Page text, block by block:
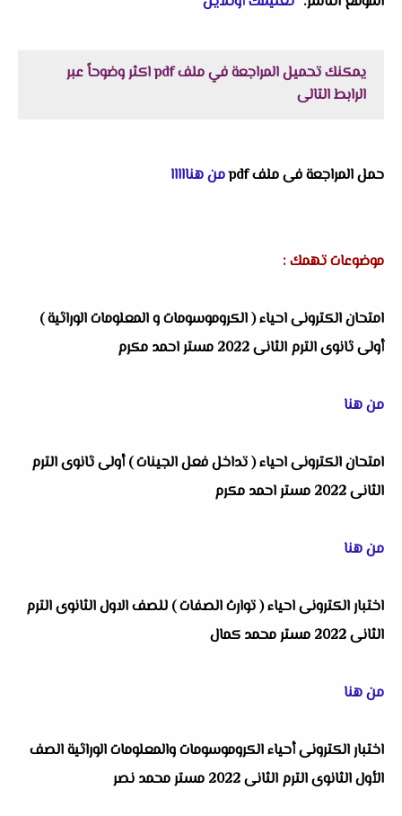
يمكنك تحميل المراجعة في ملف pdf اكثر وضوحاً عبر
الرابط التالى
حمل المراجعة فى ملف pdf من هنااااا
موضوعات تهمك :
امتحان الكترونى احياء ( الكروموسومات و المعلومات الوراثية )
أولى ثانوى الترم الثانى 2022 مستر احمد مكرم
من هنا
امتحان الكترونى احياء ( تداخل فعل الجينات ) أولى ثانوى الترم
الثانى 2022 مستر احمد مكرم
من هنا
اختبار الكترونى احياء ( توارث الصفات ) للصف الاول الثانوى الترم
الثانى 2022 مستر محمد كمال
من هنا
اختبار الكترونى أحياء الكروموسومات والمعلومات الوراثية الصف
الأول الثانوى الترم الثانى 2022 مستر محمد نصر